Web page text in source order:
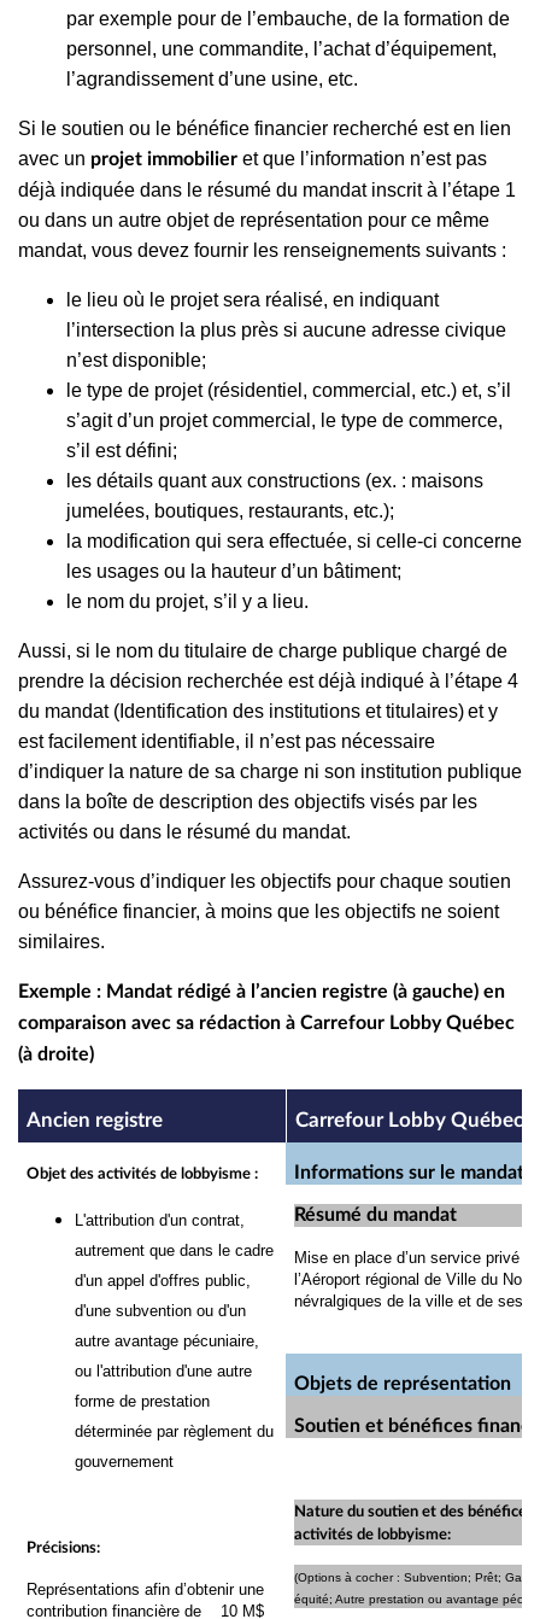
par exemple pour de l’embauche, de la formation de
personnel, une commandite, l’achat d’équipement,
l’agrandissement d’une usine, etc.
Si le soutien ou le bénéfice financier recherché est en lien
avec un projet immobilier et que l’information n’est pas
déjà indiquée dans le résumé du mandat inscrit à l’étape 1
ou dans un autre objet de représentation pour ce même
mandat, vous devez fournir les renseignements suivants :
le lieu où le projet sera réalisé, en indiquant
l’intersection la plus près si aucune adresse civique
n’est disponible;
le type de projet (résidentiel, commercial, etc.) et, s’il
s’agit d’un projet commercial, le type de commerce,
s’il est défini;
es détails quant aux constructions (ex. : maisons
jumelées, boutiques, restaurants, etc.);
la modification qui sera effectuée, si celle-ci concerne
les usages ou la hauteur d’un bâtiment;
le nom du projet, s’il y a lieu.
Aussi, si le nom du titulaire de charge publique chargé de
prendre la décision recherchée est déjà indiqué à l’étape 4
du mandat (Identification des institutions et titulaires)et y
est facilement identifiable, il n’est pas nécessaire
d’indiquer la nature de sa charge ni son institution publique
dans la boîte de description des objectifs visés par les
activités ou dans le résumé du mandat.
Assurez-vous d’indiquer les objectifs pour chaque soutien
ou bénéfice financier, à moins que les objectifs ne soient
similaires.
Exemple : Mandat rédigé à l’ancien registre (à gauche) en
comparaison avec sa rédaction à Carrefour Lobby Québec
(à droite)
Ancien registre Carrefour Lobby Québec
Objet des activités de lobbyisme :
L'attribution d'un contrat,
autrement que dans le cadre
d'un appel d'offres public,
d'une subvention ou d'un
autre avantage pécuniaire,
ou l'attribution d'une autre
forme de prestation
déterminée par règlement du
gouvernement
Précisions:
Représentations afin d’obtenir une
contribution financière de
10 M$
Informations sur le mandat
Résumé du mandat
Mise en place d’un service privé
l’Aéroport régional de Ville du
névralgiques de la ville et de ses
Objets de représentation
Soutien et bénéfices
Nature du soutien et des bénéfices
activités de lobbyisme:
(Options à cocher : Subvention; Prêt;
équité; Autre prestation ou avantage